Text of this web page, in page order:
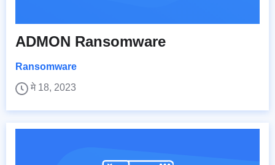
ADMON Ransomware
Ransomware
मे 18, 2023